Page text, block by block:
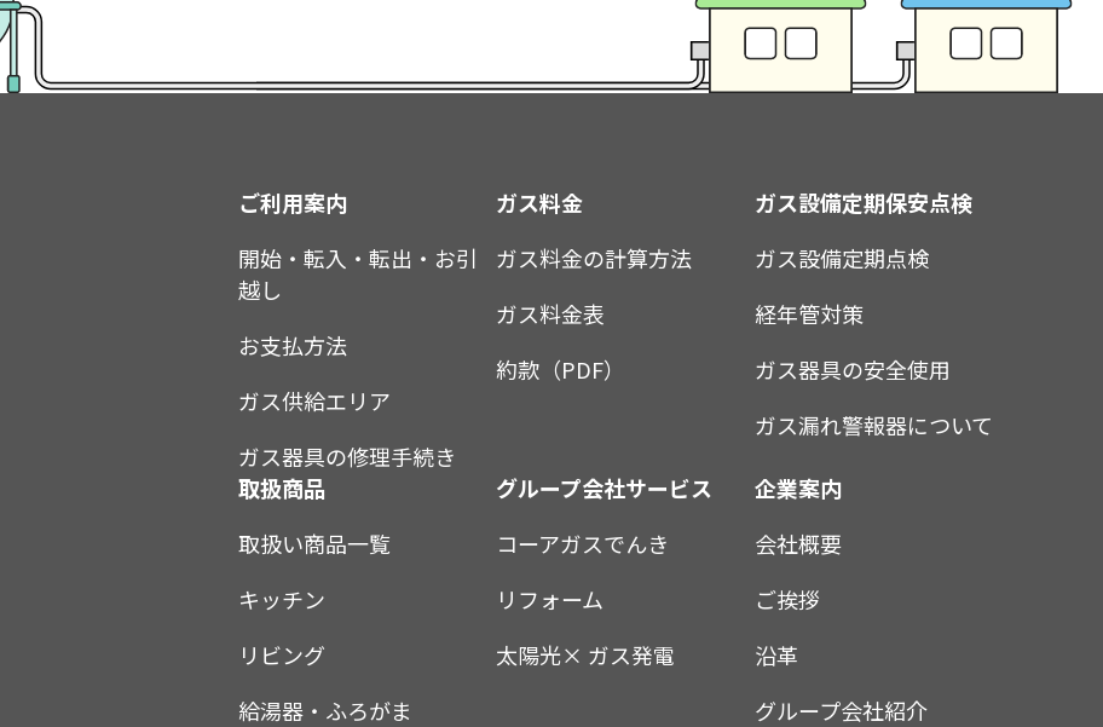
ご利用案内
開始・転入・転出・お引
越し
お支払方法
ガス供給エリア
ガス器具の修理手続き
ガス料金
ガス料金の計算方法
ガス料金表
約款（PDF）
ガス設備定期保安点検
ガス設備定期点検
経年管対策
ガス器具の安全使用
ガス漏れ警報器について
取扱商品
取扱い商品一覧
キッチン
リビング
給湯器・ふろがま
グループ会社サービス
コーアガスでんき
リフォーム
太陽光× ガス発電
企業案内
会社概要
ご挨拶
沿革
グループ会社紹介